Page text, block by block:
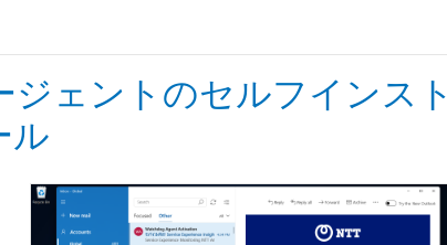
ェントのセルフインスト
ル